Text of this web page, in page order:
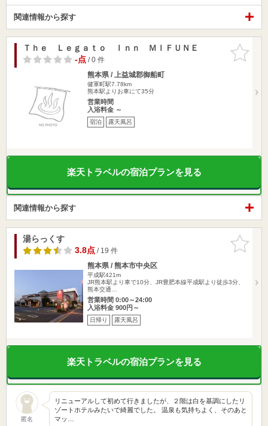
関連情報から探す
お気に入
りに追加
Ｔｈｅ Ｌｅｇａｔｏ Ｉｎｎ ＭＩＦＵＮＥ
-点/ 0 件
熊本県 / 上益城郡御船町
健軍町駅7.78km
熊本駅よりお車にて35分
営業時間
入浴料金 ～
宿泊 露天風呂
楽天トラベルの宿泊プランを見る
関連情報から探す
お気に入
りに追加
湯らっくす
3.8点/ 19 件
熊本県 / 熊本市中央区
平成駅421m
JR熊本駅より車で10分、JR豊肥本線平成駅より徒歩3分、
熊本交通…
営業時間 0:00～24:00
入浴料金 900円～
日帰り 露天風呂
楽天トラベルの宿泊プランを見る
匿名
リニューアルして初めて行きましたが、２階は白を基調にしたリ
ゾートホテルみたいで綺麗でした。 温泉も気持ちよく、そのあと
マッ…